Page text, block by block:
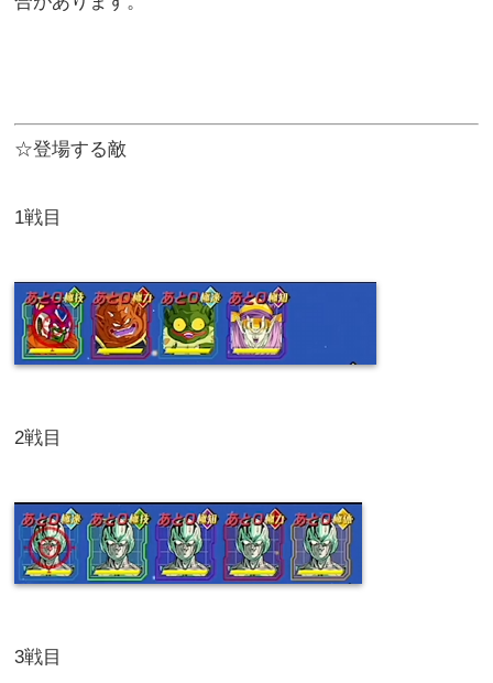
☆登場する敵
1戦目
2戦目
3戦目